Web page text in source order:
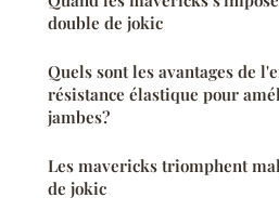
double de jokic
Quels sont les avantages de
résistance élastique pour
jambes?
Les mavericks triomphent
de jokic